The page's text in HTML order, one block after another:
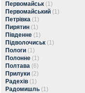
Первомайськ (1)
Первомайський (1)
Петрівка (1)
Пирятин (1)
Південне (1)
Підволочиськ (1)
Пологи (1)
Полонне (1)
Полтава (6)
Прилуки (2)
Радехів (1)
Радомишль (1)